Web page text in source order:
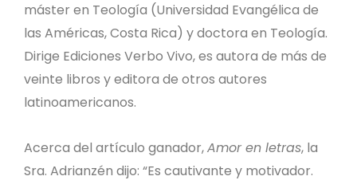
máster en Teología (Universidad Evangélica de
las Américas, Costa Rica) y doctora en Teología.
Dirige Ediciones Verbo Vivo, es autora de más de
veinte libros y editora de otros autores
latinoamericanos.
Acerca del artículo ganador,Amor en letras, la
Sra. Adrianzén dijo: “Es cautivante y motivador.